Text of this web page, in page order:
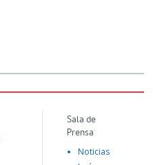
Sala de
Prensa
Noticias